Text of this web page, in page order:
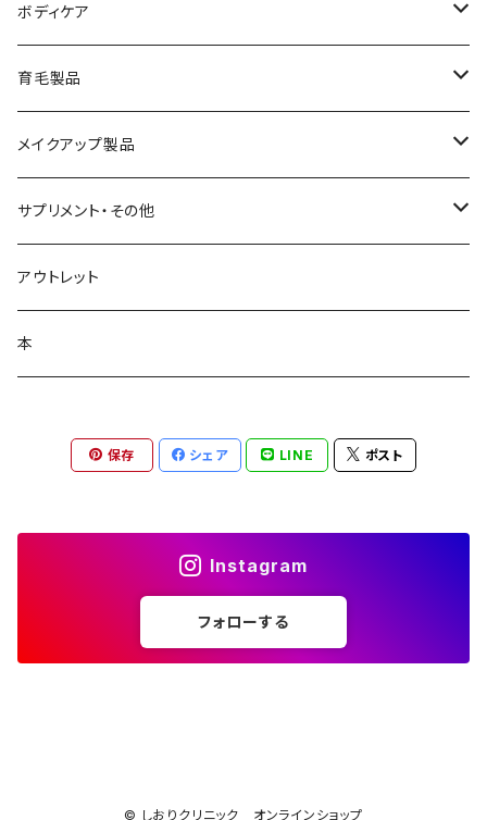
美容液
乳液
クリーム
日焼け止め
シャンプー・リンス
コラージュフルフル泡石鹸
サンソリット
アクセーヌ
ボディケア
キュアデイズ
育毛製品
まつ毛美容液
メイクアップ製品
ビューティフルスキン
サプリメント・その他
飲む日焼け止め
髪の毛サプリ
アウトレット
本
保存 シェア LINE ポスト
Instagram
フォローする
© しおりクリニック オンラインショップ